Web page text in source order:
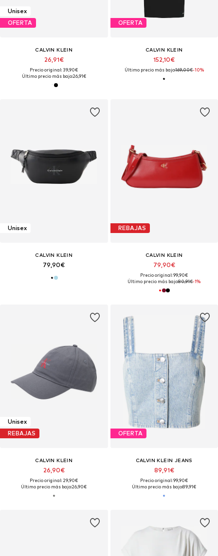
Unisex
OFERTA
CALVIN KLEIN
26,91€
Precio original: 39,90€
Último precio más bajo:26,91€
OFERTA
CALVIN KLEIN
152,10€
Último precio más bajo:169,00€-10%
Unisex
CALVIN KLEIN
79,90€
REBAJAS
CALVIN KLEIN
79,90€
Precio original: 99,90€
Último precio más bajo:80,91€-1%
Unisex
REBAJAS
CALVIN KLEIN
26,90€
Precio original: 29,90€
Último precio más bajo:26,90€
OFERTA
CALVIN KLEIN JEANS
89,91€
Precio original: 99,90€
Último precio más bajo:89,91€